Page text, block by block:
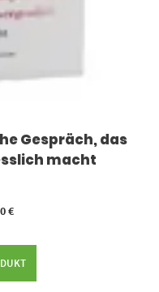
Gespräch, das
macht
€